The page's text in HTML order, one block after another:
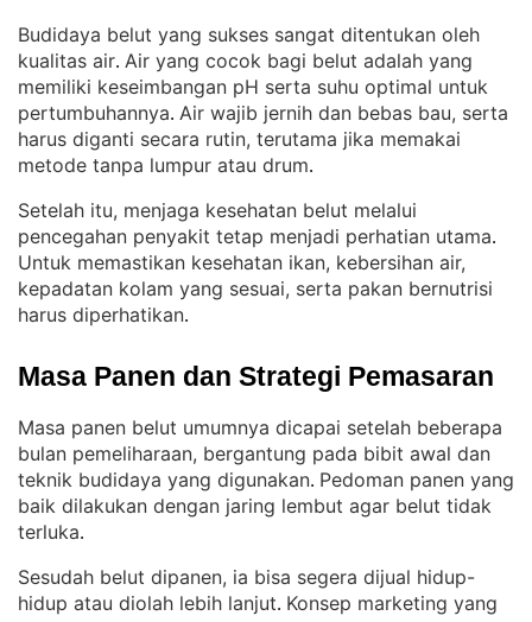
Budidaya belut yang sukses sangat ditentukan oleh
kualitas air. Air yang cocok bagi belut adalah yang
memiliki keseimbangan pH serta suhu optimal untuk
pertumbuhannya. Air wajib jernih dan bebas bau, serta
harus diganti secara rutin, terutama jika memakai
metode tanpa lumpur atau drum.
Setelah itu, menjaga kesehatan belut melalui
pencegahan penyakit tetap menjadi perhatian utama
Untuk memastikan kesehatan ikan, kebersihan air,
kepadatan kolam yang sesuai, serta pakan bernutrisi
harus diperhatikan.
Masa Panen dan Strategi Pemasaran
Masa panen belut umumnya dicapai setelah beberapa
bulan pemeliharaan, bergantung pada bibit awal dan
teknik budidaya yang digunakan. Pedoman panen yang
baik dilakukan dengan jaring lembut agar belut tidak
terluka.
Sesudah belut dipanen, ia bisa segera dijual hidup-
hidup atau diolah lebih lanjut. Konsep marketing yang